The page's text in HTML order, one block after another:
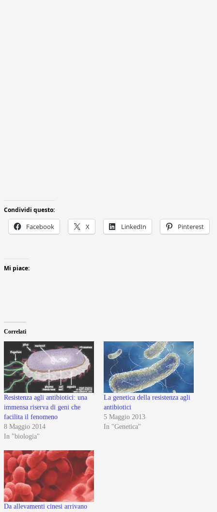
Condividi questo:
Facebook X LinkedIn Pinterest
Mi piace:
Correlati
Resistenza agli antibiotici: una
immensa riserva di geni che
facilita il fenomeno
8 Maggio 2014
In "biologia"
La genetica della resistenza agli
antibiotici
5 Maggio 2013
In "Genetica"
Da allevamenti cinesi arrivano